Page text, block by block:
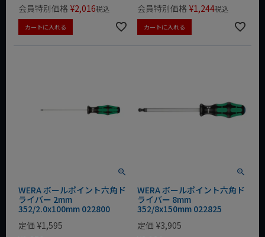
会員特別価格 ¥2,016税込
カートに入れる
会員特別価格 ¥1,244税込
カートに入れる
WERA ボールポイント六角ド
ライバー 2mm
352/2.0x100mm 022800
定価 ¥1,595
WERA ボールポイント六角ド
ライバー 8mm
352/8x150mm 022825
定価 ¥3,905